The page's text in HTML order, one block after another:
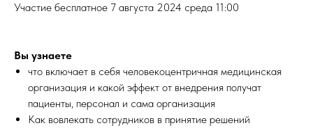
Участие бесплатное 7 августа 2024 среда 11:00
Вы узнаете
что включает в себя человекоцентричная медицинская
организация и какой эффект от внедрения получат
пациенты, персонал и сама организация
Как вовлекать сотрудников в принятие решений